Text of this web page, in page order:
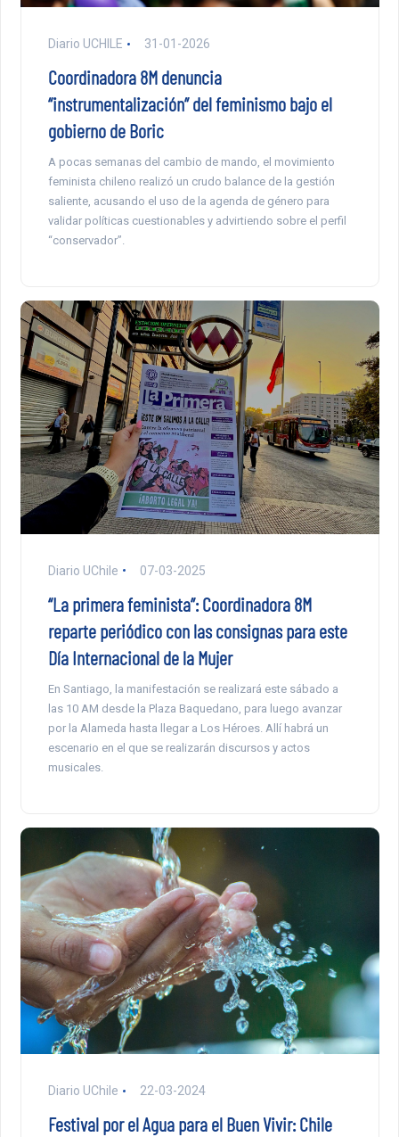
Diario UCHILE 31-01-2026
Coordinadora 8M denuncia
“instrumentalización” del feminismo bajo el
gobierno de Boric
A pocas semanas del cambio de mando, el movimiento
feminista chileno realizó un crudo balance de la gestión
saliente, acusando el uso de la agenda de género para
validar políticas cuestionables y advirtiendo sobre el perfil
“conservador”.
Diario UChile 07-03-2025
“La primera feminista”: Coordinadora 8M
reparte periódico con las consignas para este
Día Internacional de la Mujer
En Santiago, la manifestación se realizará este sábado a
las 10 AM desde la Plaza Baquedano, para luego avanzar
por la Alameda hasta llegar a Los Héroes. Allí habrá un
escenario en el que se realizarán discursos y actos
musicales.
Diario UChile 22-03-2024
Festival por el Agua para el Buen Vivir: Chile